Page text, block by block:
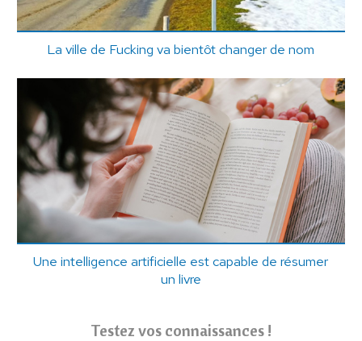
La ville de Fucking va bientôt changer de nom
Une intelligence artificielle est capable de résumer
un livre
Testez vos connaissances !